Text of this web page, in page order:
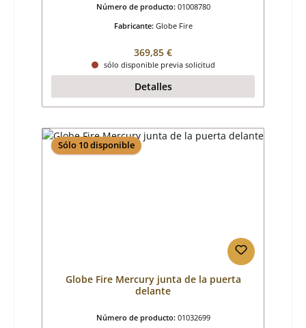
Número de producto: 01008780
Fabricante: Globe Fire
Precio normal:
369,85 €
sólo disponible previa solicitud
Detalles
Sólo 10 disponible
Globe Fire Mercury junta de la puerta
delante
Número de producto: 01032699